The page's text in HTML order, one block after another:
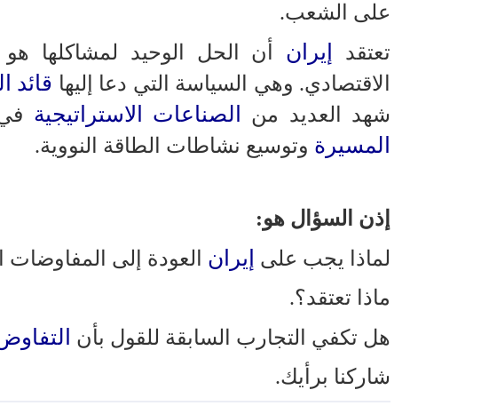
على الشعب.
تعتقد
إيران أن الحل الوحيد لمشاكلها هو
الاقتصادي. وهي السياسة التي دعا إليها قائد
شهد العديد من
الصناعات الاستراتيجية
المسيرة وتوسيع نشاطات الطاقة النووية.
إذن السؤال هو:
لماذا يجب على
إيران العودة إلى
ماذا تعتقد؟.
هل تكفي التجارب السابقة للقول بأن
شاركنا برأيك.